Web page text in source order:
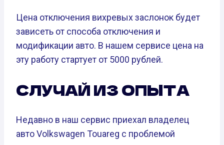
Цена отключения вихревых заслонок будет
зависеть от способа отключения и
модификации авто. В нашем сервисе цена на
эту работу стартует от 5000 рублей.
СЛУЧАЙ ИЗ ОПЫТА
Недавно в наш сервис приехал владелец
авто Volkswagen Touareg с проблемой